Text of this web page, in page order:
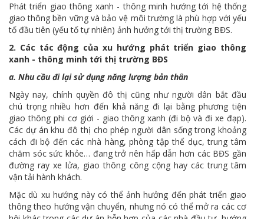
Phát triển giao thông xanh - thông minh hướng tới hệ thống
giao thông bền vững và bảo vệ môi trường là phù hợp với yếu
tố đầu tiên (yếu tố tự nhiên) ảnh hưởng tới thị trường BĐS.
2. Các tác động của xu hướng phát triển giao thông
xanh - thông minh tới thị trường BĐS
a. Nhu cầu đi lại sử dụng năng lượng bản thân
Ngày nay, chính quyền đô thị cũng như người dân bắt đầu
chú trọng nhiều hơn đến khả năng đi lại bằng phương tiện
giao thông phi cơ giới - giao thông xanh (đi bộ và đi xe đạp).
Các dự án khu đô thị cho phép người dân sống trong khoảng
cách đi bộ đến các nhà hàng, phòng tập thể dục, trung tâm
chăm sóc sức khỏe… đang trở nên hấp dẫn hơn các BĐS gần
đường ray xe lửa, giao thông công cộng hay các trung tâm
vận tải hành khách.
Mặc dù xu hướng này có thể ảnh hưởng đến phát triển giao
thông theo hướng vận chuyển, nhưng nó có thể mở ra các cơ